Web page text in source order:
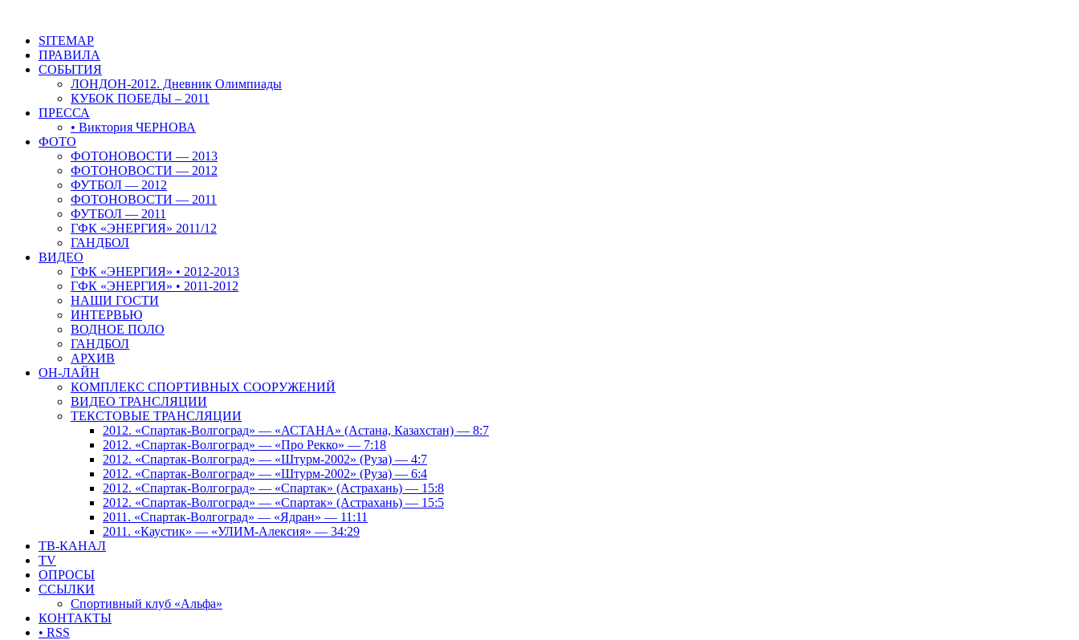
SITEMAP
ПРАВИЛА
СОБЫТИЯ
ЛОНДОН-2012. Дневник Олимпиады
КУБОК ПОБЕДЫ – 2011
ПРЕССА
• Виктория ЧЕРНОВА
ФОТО
ФОТОНОВОСТИ — 2013
ФОТОНОВОСТИ — 2012
ФУТБОЛ — 2012
ФОТОНОВОСТИ — 2011
ФУТБОЛ — 2011
ГФК «ЭНЕРГИЯ» 2011/12
ГАНДБОЛ
ВИДЕО
ГФК «ЭНЕРГИЯ» • 2012-2013
ГФК «ЭНЕРГИЯ» • 2011-2012
НАШИ ГОСТИ
ИНТЕРВЬЮ
ВОДНОЕ ПОЛО
ГАНДБОЛ
АРХИВ
ОН-ЛАЙН
КОМПЛЕКС СПОРТИВНЫХ СООРУЖЕНИЙ
ВИДЕО ТРАНСЛЯЦИИ
ТЕКСТОВЫЕ ТРАНСЛЯЦИИ
2012. «Спартак-Волгоград» — «АСТАНА» (Астана, Казахстан) — 8:7
2012. «Спартак-Волгоград» — «Про Рекко» — 7:18
2012. «Спартак-Волгоград» — «Штурм-2002» (Руза) — 4:7
2012. «Спартак-Волгоград» — «Штурм-2002» (Руза) — 6:4
2012. «Спартак-Волгоград» — «Спартак» (Астрахань) — 15:8
2012. «Спартак-Волгоград» — «Спартак» (Астрахань) — 15:5
2011. «Спартак-Волгоград» — «Ядран» — 11:11
2011. «Каустик» — «УЛИМ-Алексия» — 34:29
ТВ-КАНАЛ
TV
ОПРОСЫ
ССЫЛКИ
Спортивный клуб «Альфа»
КОНТАКТЫ
• RSS